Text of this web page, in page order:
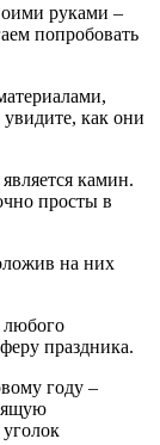
руками –
попробовать
как они
камин.
просты в
на них
любого
праздника.
году –